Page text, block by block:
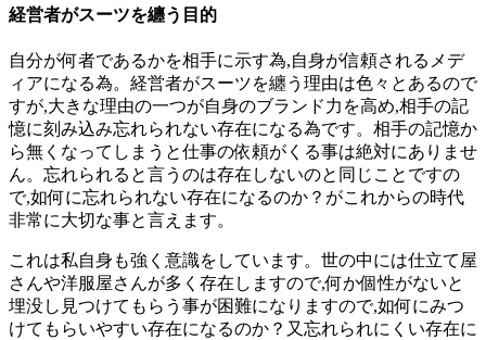
経営者がスーツを纏う目的
自分が何者であるかを相手に示す為,自身が信頼されるメデ
ィアになる為。経営者がスーツを纏う理由は色々とあるので
すが,大きな理由の一つが自身のブランド力を高め,相手の記
憶に刻み込み忘れられない存在になる為です。相手の記憶か
ら無くなってしまうと仕事の依頼がくる事は絶対にありませ
ん。忘れられると言うのは存在しないのと同じことですの
で,如何に忘れられない存在になるのか？がこれからの時代
非常に大切な事と言えます。
これは私自身も強く意識をしています。世の中には仕立て屋
さんや洋服屋さんが多く存在しますので,何か個性がないと
埋没し見つけてもらう事が困難になりますので,如何にみつ
けてもらいやすい存在になるのか？又忘れられにくい存在に